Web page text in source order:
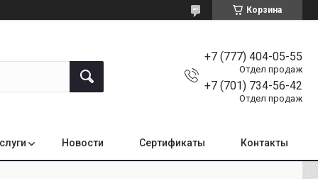
Корзина
+7 (777) 404-05-55
Отдел продаж
+7 (701) 734-56-42
Отдел продаж
Новости Сертификаты Контакты